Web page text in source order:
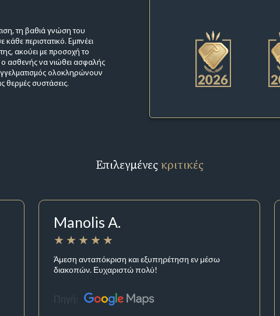
τη βαθιά γνώση του
κάθε περιστατικό. Εμπνέει
ακούει με προσοχή το
ο ασθενής να νιώθει ασφαλής
ολοκληρώνουν
θερμές συστάσεις.
Επιλεγμένεςκριτικές
Manolis A.
Άμεση ανταπόκριση και εξυπηρέτηση εν μέσω
διακοπών. Ευχαριστώ πολύ!
Πηγή: